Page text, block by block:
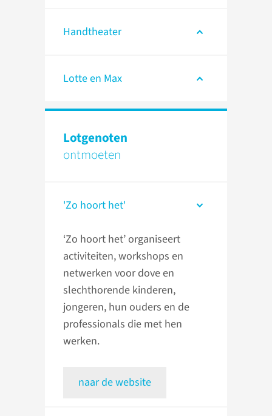
Handtheater
Lotte en Max
Lotgenoten
ontmoeten
'Zo hoort het'
‘Zo hoort het’ organiseert
activiteiten, workshops en
netwerken voor dove en
slechthorende kinderen,
jongeren, hun ouders en de
professionals die met hen
werken.
naar de website